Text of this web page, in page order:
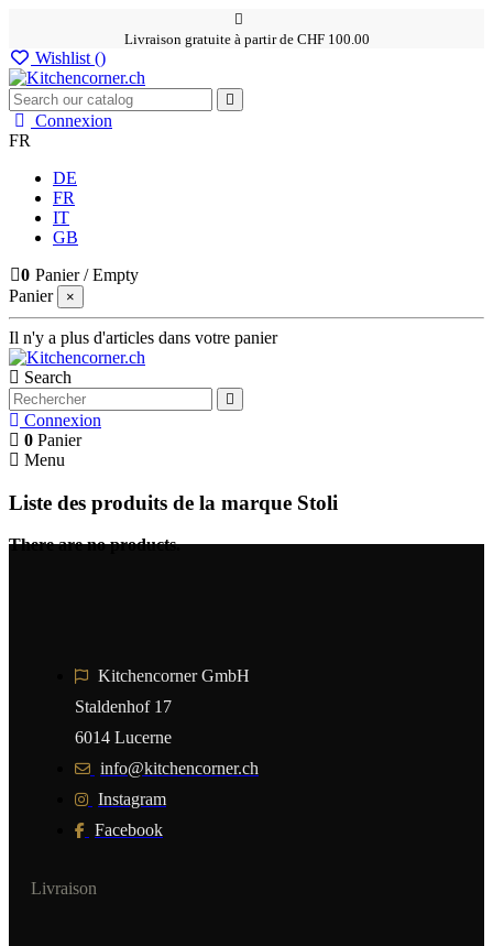
Livraison gratuite à partir de CHF 100.00
Wishlist ()
Connexion
FR
DE
FR
IT
GB
0 Panier /Empty
Panier
×
Il n'y a plus d'articles dans votre panier
Search
Connexion
0 Panier
Menu
Liste des produits de la marque Stoli
There are no products.
Kitchencorner GmbH
Staldenhof 17
6014 Lucerne
info@kitchencorner.ch
Instagram
Facebook
Livraison